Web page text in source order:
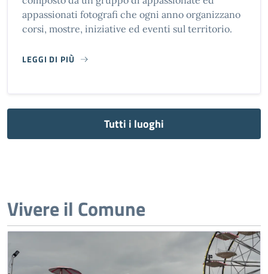
appassionati fotografi che ogni anno organizzano
corsi, mostre, iniziative ed eventi sul territorio.
LEGGI DI PIÙ
CIRCOLO FOTOGRAFICO PORTOMAGGIORE
Tutti i luoghi
Vivere il Comune